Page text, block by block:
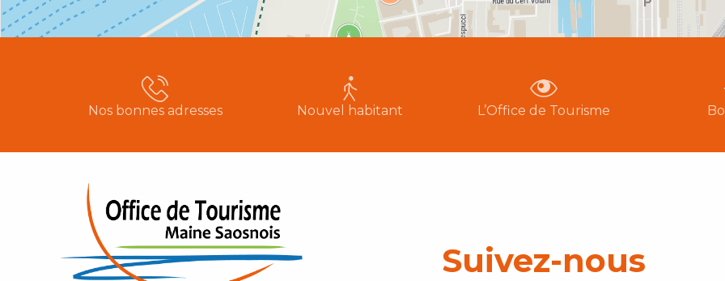
Nos bonnes adresses Nouvel habitant L’Office de Tourisme
Suivez-nous